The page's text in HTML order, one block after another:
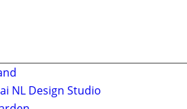
NL Design Studio